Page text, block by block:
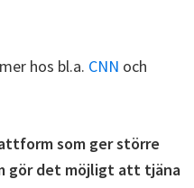
hos bl.a. CNN och
som ger större
gör det möjligt att tjäna